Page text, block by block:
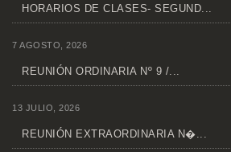
HORARIOS DE CLASES- SEGUND...
7 AGOSTO, 2026
REUNIÓN ORDINARIA Nº 9 /...
13 JULIO, 2026
REUNIÓN EXTRAORDINARIA N�...